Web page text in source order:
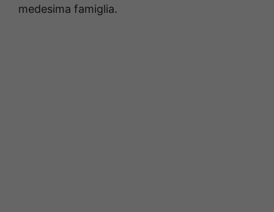
medesima famiglia.